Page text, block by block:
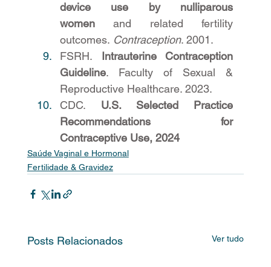
device use by nulliparous
women and related fertility
outcomes. Contraception. 2001.
FSRH.
Intrauterine Contraception
Guideline. Faculty of Sexual &
Reproductive Healthcare. 2023.
CDC. U.S. Selected Practice
Recommendations for
Contraceptive Use, 2024
Saúde Vaginal e Hormonal
Fertilidade & Gravidez
Posts Relacionados Ver tudo